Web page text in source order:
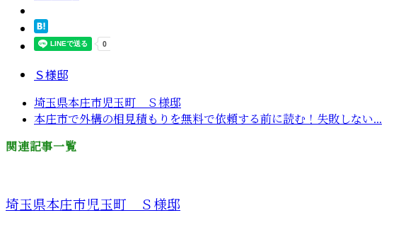
Ｓ様邸
埼玉県本庄市児玉町 Ｓ様邸
本庄市で外構の相見積もりを無料で依頼する前に読む！失敗しない...
関連記事一覧
埼玉県本庄市児玉町 Ｓ様邸